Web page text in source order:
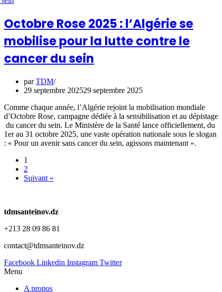
Octobre Rose 2025 : l’Algérie se
mobilise pour la lutte contre le
cancer du sein
parTDM
29 septembre 202529 septembre 2025
Comme chaque année, l’Algérie rejoint la mobilisation mondiale
d’Octobre Rose, campagne dédiée à la sensibilisation et au dépistage
du cancer du sein. Le Ministère de la Santé lance officiellement, du
1er au 31 octobre 2025, une vaste opération nationale sous le slogan
: « Pour un avenir sans cancer du sein, agissons maintenant ».
1
2
Suivant »
tdmsanteinov.dz
+213 28 09 86 81
contact@tdmsanteinov.dz
Facebook Linkedin Instagram Twitter
Menu
A propos